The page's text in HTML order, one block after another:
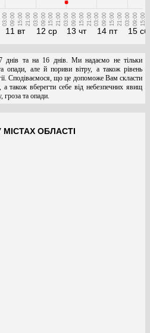
11 вт
03:00 09:00 15:00 21:00
12 ср
03:00 09:00 15:00 21:00
13 чт
03:00 09:00 15:00 21:00
14 пт
03:00 09:00 15:00 21:00
15 сб
03:00 09:00 15:00
днів та на 16 днів. Ми надаємо не тільки
опади, але й пориви вітру, а також рівень
Сподіваємося, що це допоможе Вам скласти
також вберегти себе від небезпечних явищ
гроза та опади.
ОБЛАСТІ